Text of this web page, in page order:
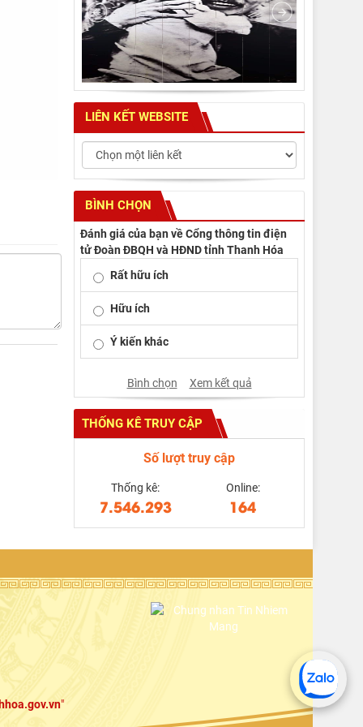
LIÊN KẾT WEBSITE
BÌNH CHỌN
Đánh giá của bạn về Cổng thông tin điện
tử Đoàn ĐBQH và HĐND tỉnh Thanh Hóa
Rất hữu ích
Hữu ích
Ý kiến khác
Bình chọn Xem kết quả
THỐNG KÊ TRUY CẬP
Số lượt truy cập
Thống kê:
7.546.293
Online:
164
"